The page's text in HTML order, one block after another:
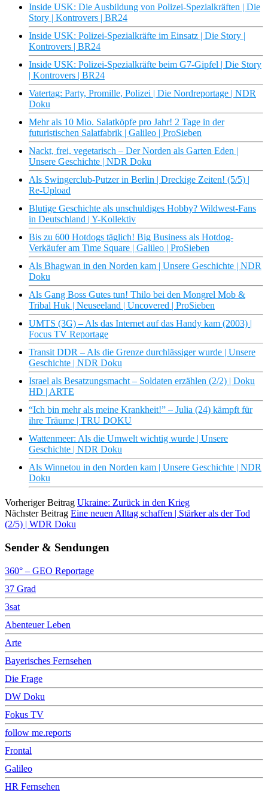
Inside USK: Die Ausbildung von Polizei-Spezialkräften | Die
Story | Kontrovers | BR24
Inside USK: Polizei-Spezialkräfte im Einsatz | Die Story |
Kontrovers | BR24
Inside USK: Polizei-Spezialkräfte beim G7-Gipfel | Die Story
| Kontrovers | BR24
Vatertag: Party, Promille, Polizei | Die Nordreportage | NDR
Doku
Mehr als 10 Mio. Salatköpfe pro Jahr! 2 Tage in der
futuristischen Salatfabrik | Galileo | ProSieben
Nackt, frei, vegetarisch – Der Norden als Garten Eden |
Unsere Geschichte | NDR Doku
Als Swingerclub-Putzer in Berlin | Dreckige Zeiten! (5/5) |
Re-Upload
Blutige Geschichte als unschuldiges Hobby? Wildwest-Fans
in Deutschland | Y-Kollektiv
Bis zu 600 Hotdogs täglich! Big Business als Hotdog-
Verkäufer am Time Square | Galileo | ProSieben
Als Bhagwan in den Norden kam | Unsere Geschichte | NDR
Doku
Als Gang Boss Gutes tun! Thilo bei den Mongrel Mob &
Tribal Huk | Neuseeland | Uncovered | ProSieben
UMTS (3G) – Als das Internet auf das Handy kam (2003) |
Focus TV Reportage
Transit DDR – Als die Grenze durchlässiger wurde | Unsere
Geschichte | NDR Doku
Israel als Besatzungsmacht – Soldaten erzählen (2/2) | Doku
HD | ARTE
“Ich bin mehr als meine Krankheit!” – Julia (24) kämpft für
ihre Träume | TRU DOKU
Wattenmeer: Als die Umwelt wichtig wurde | Unsere
Geschichte | NDR Doku
Als Winnetou in den Norden kam | Unsere Geschichte | NDR
Doku
Vorheriger Beitrag Ukraine: Zurück in den Krieg
Nächster Beitrag Eine neuen Alltag schaffen | Stärker als der Tod
(2/5) | WDR Doku
Sender & Sendungen
360° – GEO Reportage
37 Grad
3sat
Abenteuer Leben
Arte
Bayerisches Fernsehen
Die Frage
DW Doku
Fokus TV
follow me.reports
Frontal
Galileo
HR Fernsehen